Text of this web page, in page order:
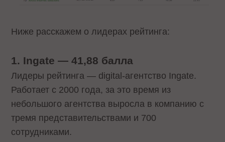
Ниже расскажем о лидерах рейтинга:
1. Ingate — 41,88 балла
Лидеры рейтинга — digital-агентство Ingate.
Работает с 2000 года, за это время из
небольшого агентства выросла в компанию с
тремя представительствами и 700
сотрудниками.